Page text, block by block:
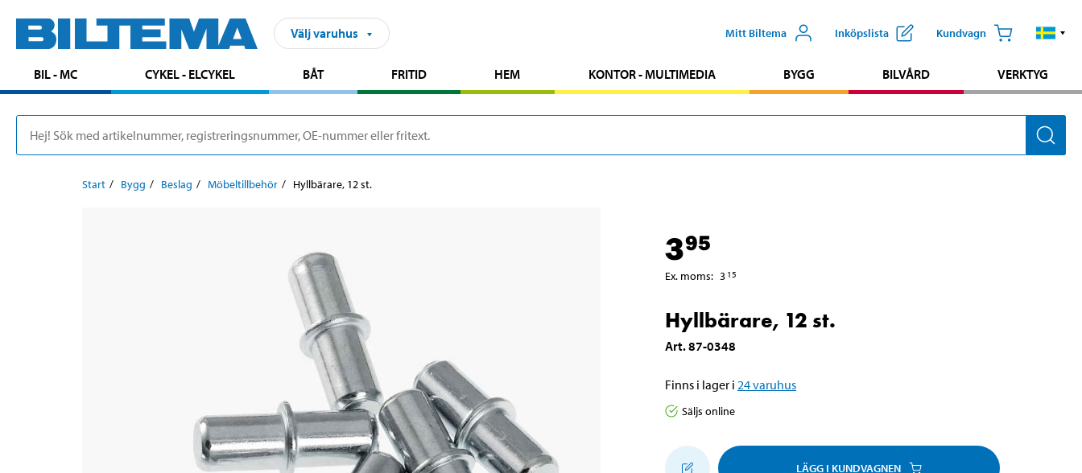
Välj varuhus Mitt Biltema Inköpslista Kundvagn
BIL - MC CYKEL - ELCYKEL BÅT FRITID HEM KONTOR - MULTIMEDIA BYGG BILVÅRD VERKTYG
Start Bygg Beslag Möbeltillbehör Hyllbärare, 12 st.
395
Ex. moms: 3 15
Hyllbärare, 12 st.
Art.87-0348
Finns i lager i 24varuhus
Säljs online
LÄGG I KUNDVAGNEN